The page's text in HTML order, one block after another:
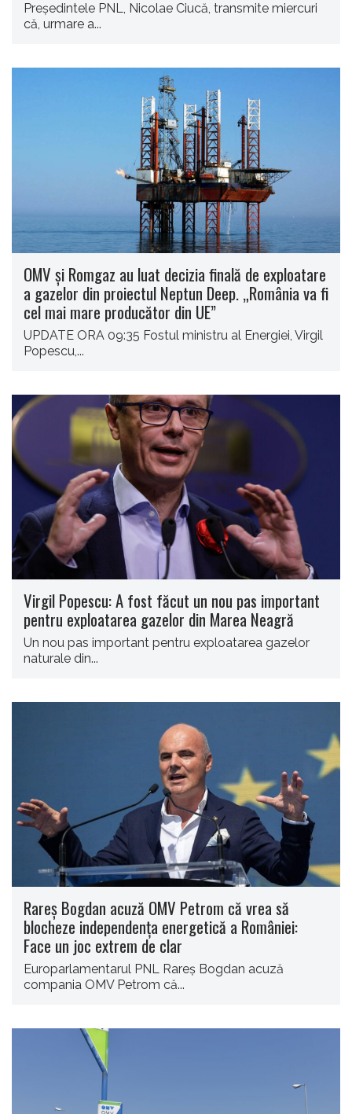
Preşedintele PNL, Nicolae Ciucă, transmite miercuri
că, urmare a...
OMV și Romgaz au luat decizia finală de exploatare
a gazelor din proiectul Neptun Deep. „România va fi
cel mai mare producător din UE”
UPDATE ORA 09:35 Fostul ministru al Energiei, Virgil
Popescu,...
Virgil Popescu: A fost făcut un nou pas important
pentru exploatarea gazelor din Marea Neagră
Un nou pas important pentru exploatarea gazelor
naturale din...
Rareș Bogdan acuză OMV Petrom că vrea să
blocheze independența energetică a României:
Face un joc extrem de clar
Europarlamentarul PNL Rareş Bogdan acuză
compania OMV Petrom că...